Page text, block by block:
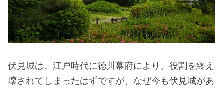
伏見城は、江戸時代に徳川幕府により、役割を終え
壊されてしまったはずですが、なぜ今も伏見城があ